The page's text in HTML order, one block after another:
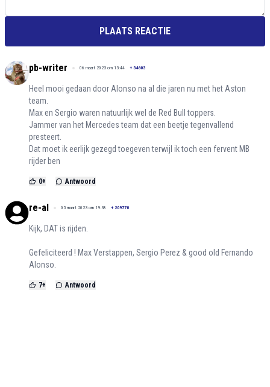
PLAATS REACTIE
pb-writer 06 maart 2023 om 13:44 + 34603
Heel mooi gedaan door Alonso na al die jaren nu met het Aston
team.
Max en Sergio waren natuurlijk wel de Red Bull toppers.
Jammer van het Mercedes team dat een beetje tegenvallend
presteert.
Dat moet ik eerlijk gezegd toegeven terwijl ik toch een fervent MB
rijder ben
0+ Antwoord
re-al 05 maart 2023 om 19:38 + 209770
Kijk, DAT is rijden.
Gefeliciteerd ! Max Verstappen, Sergio Perez & good old Fernando
Alonso.
7+ Antwoord